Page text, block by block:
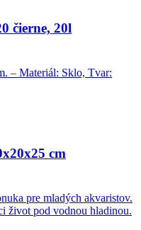
čierne, 20l
– Materiál: Sklo, Tvar:
cm
pre mladých akvaristov.
život pod vodnou hladinou.